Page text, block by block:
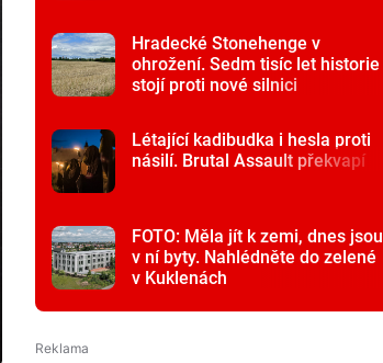
Hradecké Stonehenge v
ohrožení. Sedm tisíc let historie
stojí proti nové silnici
Létající kadibudka i hesla proti
násilí. Brutal Assault překvapí
FOTO: Měla jít k zemi, dnes jsou
v ní byty. Nahlédněte do zelené
v Kuklenách